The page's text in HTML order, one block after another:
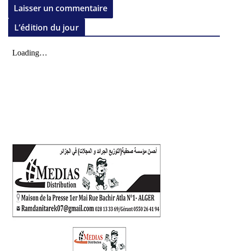
L’édition du jour